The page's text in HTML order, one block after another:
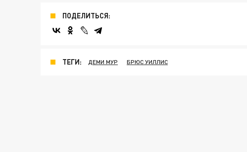
ПОДЕЛИТЬСЯ:
ТЕГИ: ДЕМИ МУР БРЮС УИЛЛИС